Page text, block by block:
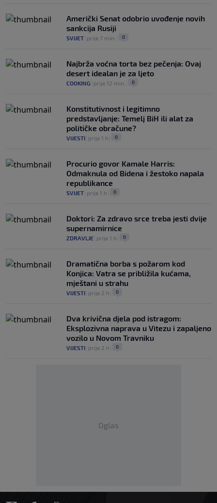
Američki Senat odobrio uvođenje novih
sankcija Rusiji
SVIJET prije 7 min. 0
Najbrža voćna torta bez pečenja: Ovaj
desert idealan je za ljeto
COOKING prije 12 min. 0
Konstitutivnost i legitimno
predstavljanje: Temelj BiH ili alat za
političke obračune?
VIJESTI prije 1 h 0
Procurio govor Kamale Harris:
Odmaknula od Bidena i žestoko napala
republikance
SVIJET prije 1 h 0
Doktori: Za zdravo srce treba jesti dvije
supernamirnice
ZDRAVLJE prije 1 h 0
Dramatična borba s požarom kod
Konjica: Vatra se približila kućama,
mještani u strahu
VIJESTI prije 2 h 0
Dva krivična djela pod istragom:
Eksplozivna naprava u Vitezu i zapaljeno
vozilo u Novom Travniku
VIJESTI prije 2 h 0
Oglas